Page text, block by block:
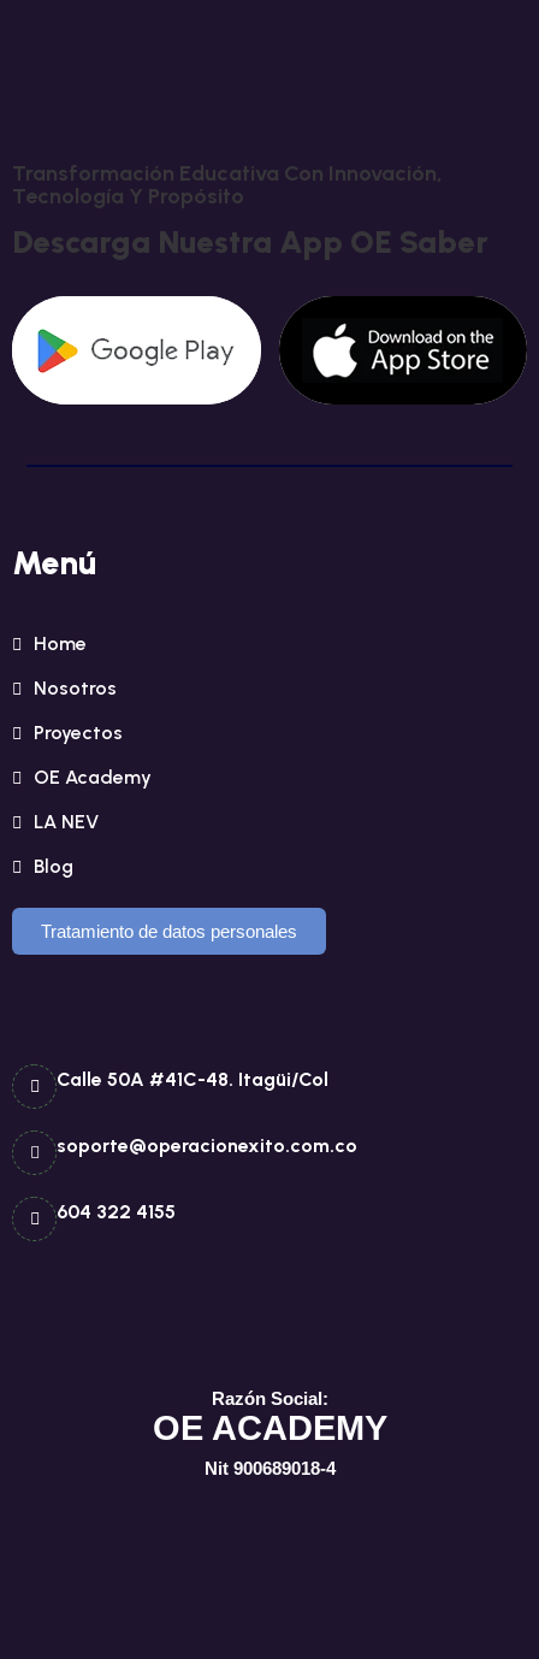
Transformación Educativa Con Innovación,
Tecnología Y Propósito
Descarga Nuestra App OE Saber
Menú
Home
Nosotros
Proyectos
OE Academy
LA NEV
Blog
Tratamiento de datos personales
Calle 50A #41C-48. Itagüi/Col
soporte@operacionexito.com.co
604 322 4155
Razón Social:
OE ACADEMY
Nit 900689018-4